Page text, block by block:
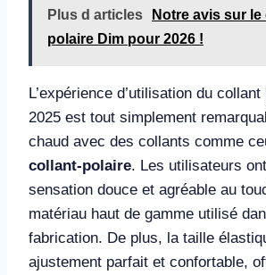
Plus d articles
Notre avis sur
polaire Dim pour 2026 !
L’expérience d’utilisation du
2025 est tout simplement
chaud avec des collants comme
collant-polaire. Les utilisateurs
sensation douce et agréable au
matériau haut de gamme utilisé
fabrication. De plus, la taille
ajustement parfait et confortable,